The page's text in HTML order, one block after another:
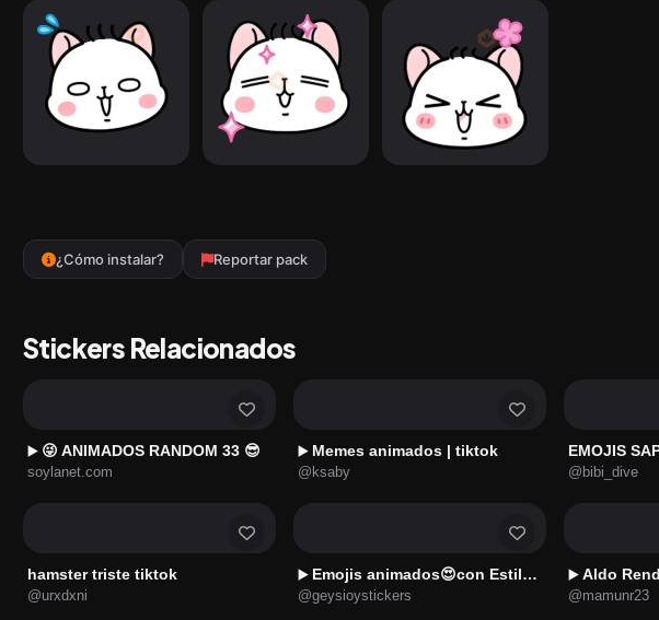
¿Cómo instalar? Reportar pack
Stickers Relacionados
▶️ 😜 ANIMADOS RANDOM 33 😎
soylanet.com
▶️ Memes animados | tiktok
@ksaby
EMOJIS
@bibi_dive
hamster triste tiktok
@urxdxni
▶️ Emojis animados😍con Estilo 4👑
@geysioystickers
▶️ Aldo
@mamunr23